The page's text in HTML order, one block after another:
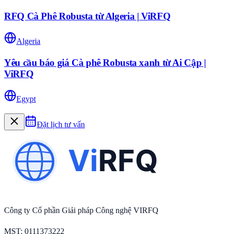
RFQ Cà Phê Robusta từ Algeria | ViRFQ
Algeria
Yêu cầu báo giá Cà phê Robusta xanh từ Ai Cập |
ViRFQ
Egypt
Đặt lịch tư vấn
Công ty Cổ phần Giải pháp Công nghệ VIRFQ
MST: 0111373222